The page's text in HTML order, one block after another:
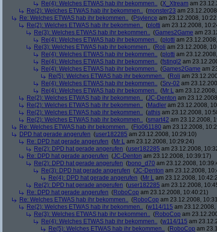
Re(4): Welches ETWAS hab ihr bekommen.. (X_Xtream am
Re(2): Welches ETWAS hab ihr bekommen.. (monster23 am
Re: Welches ETWAS hab ihr bekommen.. (Psylence am 23.12.2008,
Re(2): Welches ETWAS hab ihr bekommen.. (plotti am 23.12.2008,
Re(3): Welches ETWAS hab ihr bekommen.. (Games2Game am
Re(4): Welches ETWAS hab ihr bekommen.. (plotti am
Re(3): Welches ETWAS hab ihr bekommen.. (Roli am 23.12.2008,
Re(4): Welches ETWAS hab ihr bekommen.. (plotti am
Re(4): Welches ETWAS hab ihr bekommen.. (fstingl2 am
Re(4): Welches ETWAS hab ihr bekommen.. (Games2Game am
Re(5): Welches ETWAS hab ihr bekommen.. (Roli am
Re(4): Welches ETWAS hab ihr bekommen.. (Srv-02 am
Re(4): Welches ETWAS hab ihr bekommen.. (Mr L am
Re(2): Welches ETWAS hab ihr bekommen.. (JC-Denton am
Re(2): Welches ETWAS hab ihr bekommen.. (Madler am 23.12.2008,
Re(2): Welches ETWAS hab ihr bekommen.. (athis am 23.12.2008,
Re(2): Welches ETWAS hab ihr bekommen.. (smart42 am 23.12.2008,
Re: Welches ETWAS hab ihr bekommen.. (Flo061180 am 23.12.2008,
DPD hat gerade angerufen (user182285 am 23.12.2008, 10:29:10)
Re: DPD hat gerade angerufen (Mr L am 23.12.2008, 10:29:24)
Re(2): DPD hat gerade angerufen (user182285 am 23.12.2008,
Re: DPD hat gerade angerufen (JC-Denton am 23.12.2008, 10:39:17)
Re(2): DPD hat gerade angerufen (bono_d70 am 23.12.2008,
Re(3): DPD hat gerade angerufen (JC-Denton am 23.12.2008,
Re(4): DPD hat gerade angerufen (Mr L am 23.12.2008,
Re(2): DPD hat gerade angerufen (user182285 am 23.12.2008,
Re: DPD hat gerade angerufen (RoboCop am 23.12.2008, 10:40:21)
Re: Welches ETWAS hab ihr bekommen.. (RoboCop am 23.12.2008,
Re(2): Welches ETWAS hab ihr bekommen.. (w114/115 am
Re(3): Welches ETWAS hab ihr bekommen.. (RoboCop am
Re(4): Welches ETWAS hab ihr bekommen.. (w114/115 am
Re(5): Welches ETWAS hab ihr bekommen.. (RoboCop am